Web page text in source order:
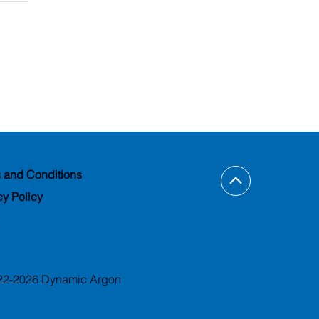
2026 Dynamic Argon
and Conditions
Policy